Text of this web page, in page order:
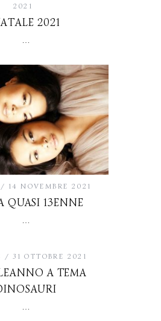
2021
2021
14 NOVEMBRE 2021
QUASI 13ENNE
31 OTTOBRE 2021
A TEMA